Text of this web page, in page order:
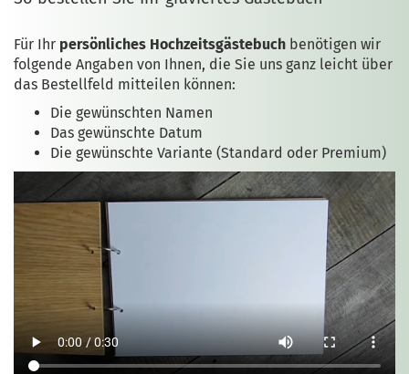
Für Ihr persönliches Hochzeitsgästebuch benötigen wir
folgende Angaben von Ihnen, die Sie uns ganz leicht über
das Bestellfeld mitteilen können:
Die gewünschten Namen
Das gewünschte Datum
Die gewünschte Variante (Standard oder Premium)